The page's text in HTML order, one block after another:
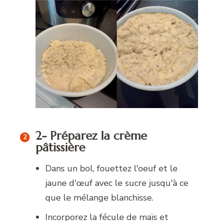
2- Préparez la crème
pâtissière
Dans un bol, fouettez l'oeuf et le
jaune d'œuf avec le sucre jusqu'à ce
que le mélange blanchisse.
Incorporez la fécule de maïs et